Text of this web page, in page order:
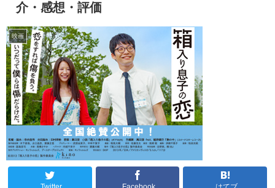
介・感想・評価
映画